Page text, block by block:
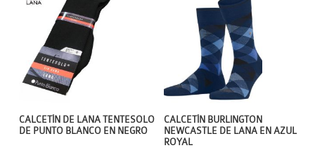
CALCETÍN BURLINGTON
NEWCASTLE DE LANA EN AZUL
ROYAL
CALCETÍN DE LANA TENTESOLO
DE PUNTO BLANCO EN NEGRO